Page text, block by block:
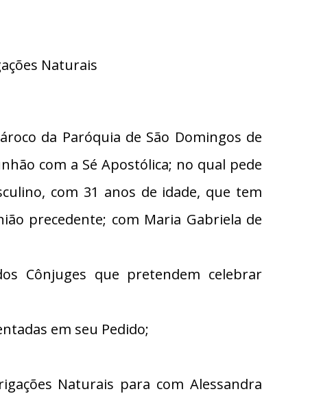
Naturais
da Paróquia de São Domingos de
com a Sé Apostólica; no qual pede
com 31 anos de idade, que tem
precedente; com Maria Gabriela de
Cônjuges que pretendem celebrar
em seu Pedido;
Naturais para com Alessandra